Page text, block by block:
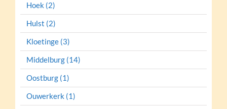
Hoek (2)
Hulst (2)
Kloetinge (3)
Middelburg (14)
Oostburg (1)
Ouwerkerk (1)